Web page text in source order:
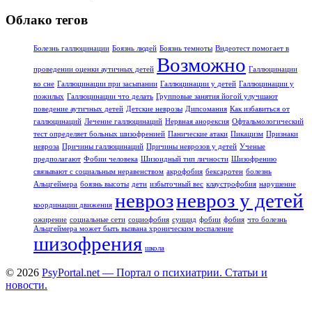
Облако тегов
Болезнь галлюцинации Боязнь людей Боязнь темноты Видеотест помогает в
проведении оценки аутичных детей Возможно Галлюцинации
во сне Галлюцинации при засыпании Галлюцинации у детей Галлюцинации у
пожилых Галлюцинации что делать Групповые занятия йогой улучшают
поведение аутичных детей Детские неврозы Дипсомания Как избавиться от
галлюцинаций Лечение галлюцинаций Нервная анорексия Офтальмологический
тест определяет больных шизофренией Панические атаки Пикацизм Признаки
невроза Причины галлюцинаций Причины неврозов у детей Ученые
предполагают Фобии человека Шизоидный тип личности Шизофрению
связывают с социальным неравенством акрофобия бексаротен болезнь
Альцгеймера боязнь высоты дети избыточный вес клаустрофобия нарушение
координации движения неврозневроз у детей
ожирение социальные сети социофобия суицид фобии фобия что болезнь
Альцгеймера может быть вызвана хроническим воспаление
шизофрения школа
© 2026 PsyPortal.net — Портал о психиатрии. Статьи и
новости.